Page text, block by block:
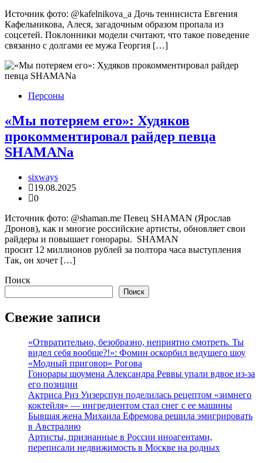
Источник фото: @kafelnikova_a Дочь теннисиста Евгения
Кафельникова, Алеся, загадочным образом пропала из
соцсетей. Поклонники модели считают, что такое поведение
связанно с долгами ее мужа Георгия […]
Персоны
«Мы потеряем его»: Худяков
прокомментировал райдер певца
SHAMANа
sixways
19.08.2025
0
Источник фото: @shaman.me Певец SHAMAN (Ярослав
Дронов), как и многие российские артисты, обновляет свои
райдеры и повышает гонорары. SHAMAN
просит 12 миллионов рублей за полтора часа выступления
Так, он хочет […]
Поиск
Поиск
Свежие записи
«Отвратительно, безобразно, неприятно смотреть. Ты
видел себя вообще?!»: Фомин оскорбил ведущего шоу
«Модный приговор» Рогова
Гонорары шоумена Александра Реввы упали вдвое из-за
его позиции
Актриса Риз Уизерспун поделилась рецептом «зимнего
коктейля» — ингредиентом стал снег с ее машины
Бывшая жена Михаила Ефремова решила эмигрировать
в Австралию
Артисты, признанные в России иноагентами,
переписали недвижимость в Москве на родных